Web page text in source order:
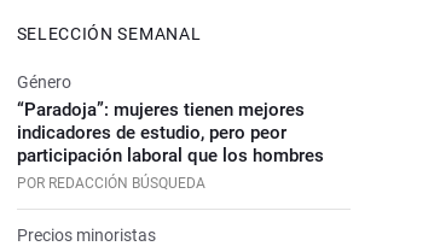
SELECCIÓN SEMANAL
Género
“Paradoja”: mujeres tienen mejores
indicadores de estudio, pero peor
participación laboral que los hombres
POR REDACCIÓN BÚSQUEDA
Precios minoristas